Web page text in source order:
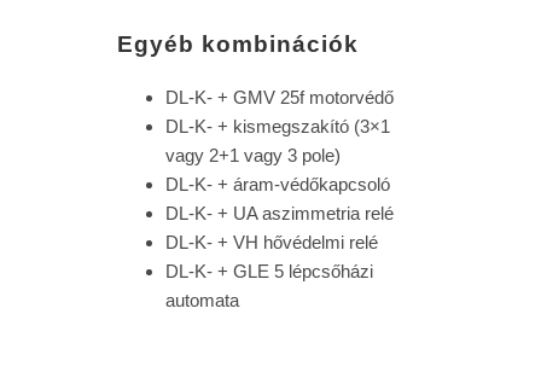
Egyéb kombinációk
DL-K- + GMV 25f motorvédő
DL-K- + kismegszakító (3×1
vagy 2+1 vagy 3 pole)
DL-K- + áram-védőkapcsoló
DL-K- + UA aszimmetria relé
DL-K- + VH hővédelmi relé
DL-K- + GLE 5 lépcsőházi
automata